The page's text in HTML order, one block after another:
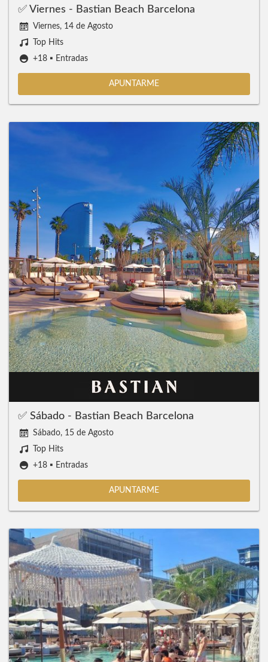
✅ Viernes - Bastian Beach Barcelona
Viernes, 14 de Agosto
Top Hits
+18 ▪️ Entradas
APUNTARME
✅ Sábado - Bastian Beach Barcelona
Sábado, 15 de Agosto
Top Hits
+18 ▪️ Entradas
APUNTARME